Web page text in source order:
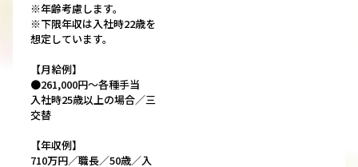
※年齢考慮します。
※下限年収は入社時22歳を
想定しています。
【月給例】
●261,000円～各種手当
入社時25歳以上の場合／三
交替
【年収例】
710万円／職長／50歳／入